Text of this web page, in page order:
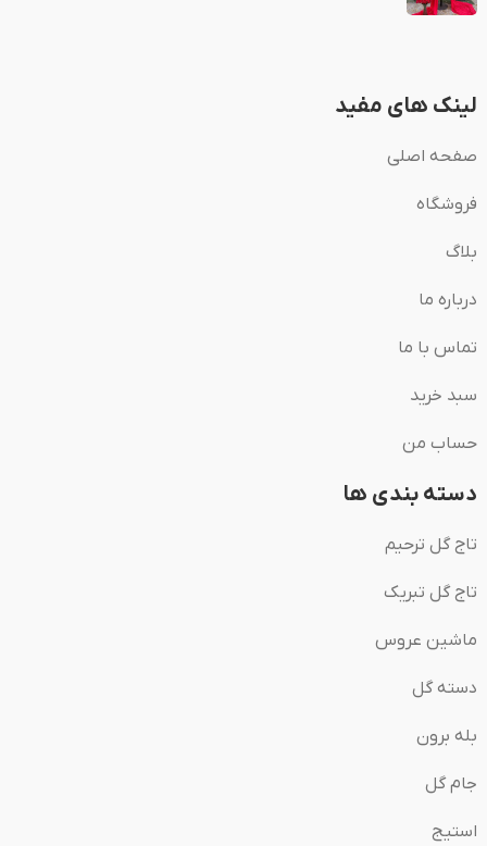
لینک های مفید
صفحه اصلی
فروشگاه
بلاگ
درباره ما
تماس با ما
سبد خرید
حساب من
دسته بندی ها
تاج گل ترحیم
تاج گل تبریک
ماشین عروس
دسته گل
بله برون
جام گل
استیج